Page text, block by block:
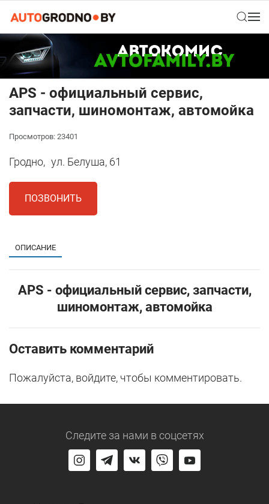
АPS - официальный сервис,
запчасти, шиномонтаж, автомойка
Просмотров: 23401
Гродно, ул. Белуша, 61
ПОЗВОНИТЬ
ОПИСАНИЕ
АPS - официальный сервис, запчасти,
шиномонтаж, автомойка
Оставить комментарий
Пожалуйста, войдите, чтобы комментировать.
Следите за нами в соцсетях